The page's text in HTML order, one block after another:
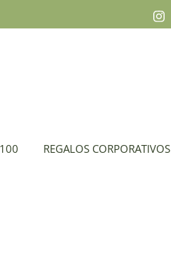
REGALOS CORPORATIVOS